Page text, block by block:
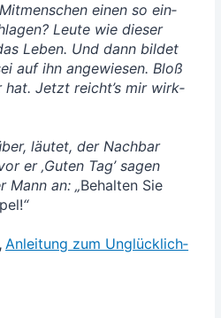
einen so ein­
Leu­te wie die­ser
Leben. Und dann bil­det
auf ihn ange­wie­sen. Bloß
hat. Jetzt reicht’s mir wirk­
läu­tet, der Nach­bar
er ‚Guten Tag’ sagen
Mann an: „Behal­ten Sie
“
,Anlei­tung zum Unglück­lich­